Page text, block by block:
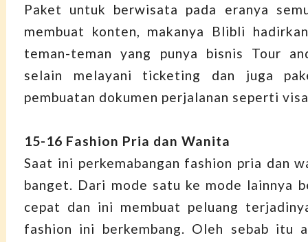
Paket untuk berwisata pada eranya
membuat konten, makanya Blibli
teman-teman yang punya bisnis Tour
selain melayani ticketing dan juga
pembuatan dokumen perjalanan seperti
15-16 Fashion Pria dan Wanita
Saat ini perkemabangan fashion pria dan
banget. Dari mode satu ke mode lainnya
cepat dan ini membuat peluang
fashion ini berkembang. Oleh sebab itu